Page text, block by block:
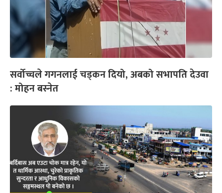
सर्वोच्चले गगनलाई चड्कन दियो, अबको सभापति देउवा
: मोहन बस्नेत